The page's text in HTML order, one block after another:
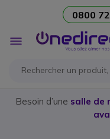
0800
Affichage
navigation
Besoin d’une salle de